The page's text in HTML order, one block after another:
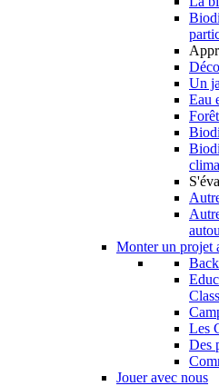
Un
Eau
Monter un projet
Back
Les
Des
Jouer avec nous